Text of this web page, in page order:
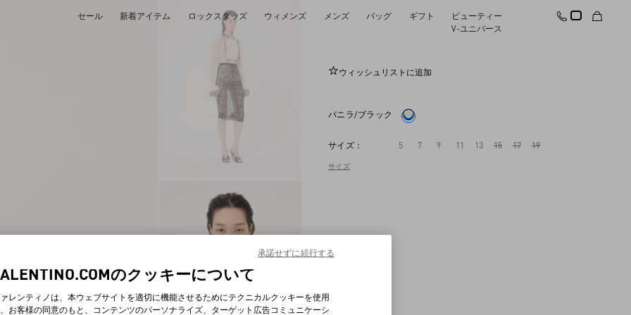
セール 新着アイテム ロックスタッズ ウィメンズ メンズ バッグ ギフト
ビューティー
V-ユニバース
エンブロイダリー オーガンザシャツ
ウィッシュリストに追加
バニラ/ブラック
サイズ：
サイズ
5 7 9 11 13 15 17 19
のクッキーについて
レンティノは、本ウェブサイトを適切に機能させるためにテクニカルクッキーを使用
お客様の同意のもと、コンテンツのパーソナライズ、ターゲット広告コミュニケーシ
承諾せずに続行する